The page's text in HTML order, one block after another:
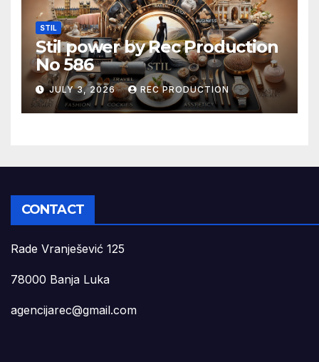
STIL
Stil power by Rec Production
No 586
JULY 3, 2026 REC PRODUCTION
CONTACT
Rade Vranješević 125
78000 Banja Luka
agencijarec@gmail.com